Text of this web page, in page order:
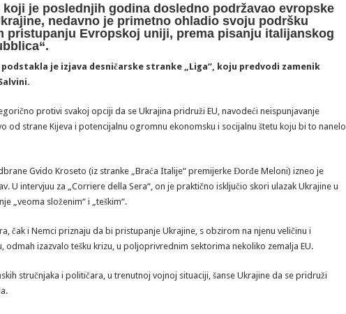
koji je poslednjih godina dosledno podržavao evropske
nedavno je primetno ohladio svoju podršku
pristupanju Evropskoj uniji, prema pisanju italijanskog
je izjava desničarske stranke „Liga“, koju predvodi zamenik
protivi svakoj opciji da se Ukrajina pridruži EU, navodeći neispunjavanje
od strane Kijeva i potencijalnu ogromnu ekonomsku i socijalnu štetu koju bi to nanelo
Gvido Kroseto (iz stranke „Braća Italije“ premijerke Đorđe Meloni) izneo je
U intervjuu za „Corriere della Sera“, on je praktično isključio skori ulazak Ukrajine u
„veoma složenim“ i „teškim“.
čak i Nemci priznaju da bi pristupanje Ukrajine, s obzirom na njenu veličinu i
odmah izazvalo tešku krizu, u poljoprivrednim sektorima nekoliko zemalja EU.
stručnjaka i političara, u trenutnoj vojnoj situaciji, šanse Ukrajine da se pridruži